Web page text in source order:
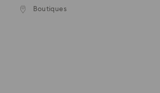
Accesskeys list
Boutiques
standard gratuite pour
supérieure à 99 EUR